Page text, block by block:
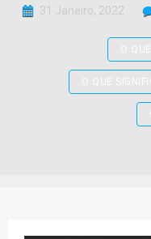
31 Janeiro, 2022
O
O QUE